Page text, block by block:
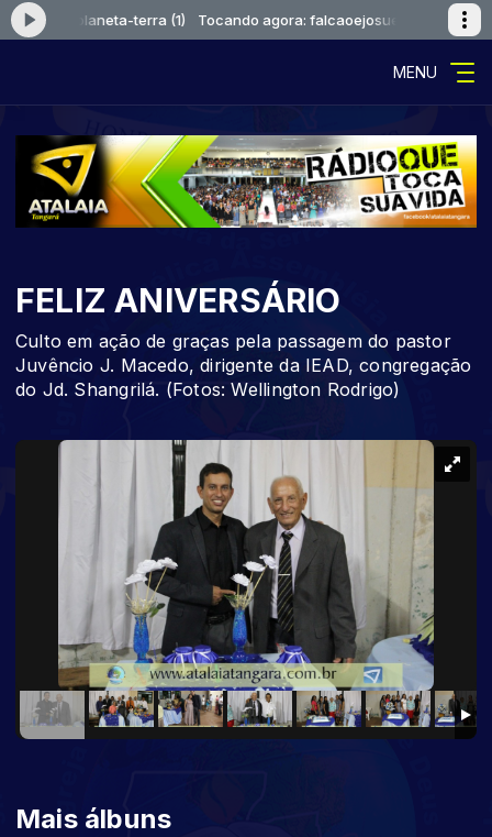
planeta-terra (1) Tocando agora: falcaoejosue-planeta-terra
MENU
FELIZ ANIVERSÁRIO
Culto em ação de graças pela passagem do pastor
Juvêncio J. Macedo, dirigente da IEAD, congregação
do Jd. Shangrilá. (Fotos: Wellington Rodrigo)
Mais álbuns